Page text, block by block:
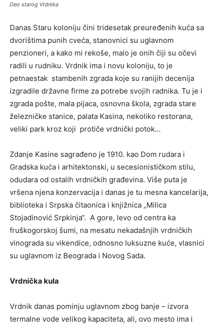
Deo starog Vrdnika
Danas Staru koloniju čini tridesetak preuređenih kuća sa
dvorištima punih cveća, stanovnici su uglavnom
penzioneri, a kako mi rekoše, malo je onih čiji su očevi
radili u rudniku. Vrdnik ima i novu koloniju, to je
petnaestak stambenih zgrada koje su ranijih decenija
izgradile državne firme za potrebe svojih radnika. Tu je i
zgrada pošte, mala pijaca, osnovna škola, zgrada stare
železničke stanice, palata Kasina, nekoliko restorana,
veliki park kroz koji protiče vrdnički potok…
Zdanje Kasine sagrađeno je 1910. kao Dom rudara i
Gradska kuća i arhitektonski, u secesionističkom stilu,
odudara od ostalih vrdničkih građevina. Više puta je
vršena njena konzervacija i danas je tu mesna kancelarija,
biblioteka i Srpska čitaonica i knjižnica „Milica
Stojadinović Srpkinja“. A gore, levo od centra ka
fruškogorskoj šumi, na mesatu nekadašnjih vrdničkih
vinograda su vikendice, odnosno luksuzne kuće, vlasnici
su uglavnom iz Beograda i Novog Sada.
Vrdnička kula
Vrdnik danas pominju uglavnom zbog banje – izvora
termalne vode velikog kapaciteta, ali, ovo mesto ima i